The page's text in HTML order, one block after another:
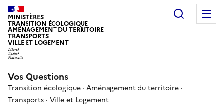
MINISTÈRES
TRANSITION ÉCOLOGIQUE
AMÉNAGEMENT DU TERRITOIRE
TRANSPORTS
VILLE ET LOGEMENT
Vos Questions
Transition écologique · Aménagement du territoire ·
Transports · Ville et Logement